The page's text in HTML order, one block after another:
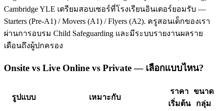
Cambridge YLE เตรียมสอบเซอร์ที่โรงเรียนอินเตอร์ยอมรับ —
Starters (Pre-A1) / Movers (A1) / Flyers (A2). ครูสอนเด็กของเรา
ผ่านการอบรม Child Safeguarding และมีระบบรายงานผลราย
เดือนถึงผู้ปกครอง
Onsite vs Live Online vs Private — เลือกแบบไหน?
รูปแบบ เหมาะกับ
ราคา
เริ่มต้น
ขนาด
กลุ่ม